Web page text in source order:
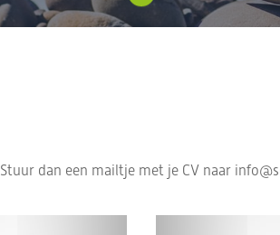
dan een mailtje met je CV naar